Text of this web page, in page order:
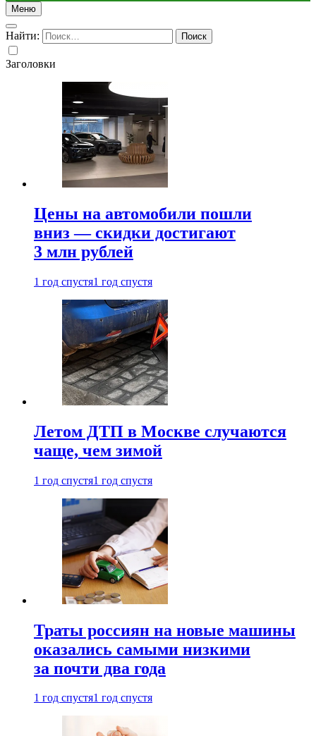
Меню
Найти:
Заголовки
Цены на автомобили пошли
вниз — скидки достигают
3 млн рублей
1 год спустя1 год спустя
Летом ДТП в Москве случаются
чаще, чем зимой
1 год спустя1 год спустя
Траты россиян на новые машины
оказались самыми низкими
за почти два года
1 год спустя1 год спустя